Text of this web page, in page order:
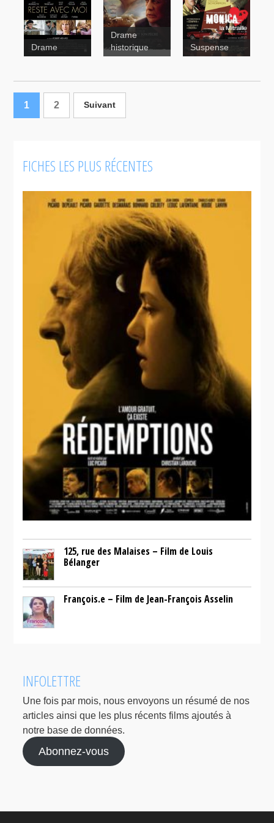
Drame
Un homme
et son
péché
Drame
historique
Monica la
Omertà
Suspense
1 2 Suivant
FICHES LES PLUS RÉCENTES
125, rue des Malaises – Film de Louis
Bélanger
François.e – Film de Jean-François Asselin
INFOLETTRE
Une fois par mois, nous envoyons un résumé de nos
articles ainsi que les plus récents films ajoutés à
notre base de données.
Abonnez-vous